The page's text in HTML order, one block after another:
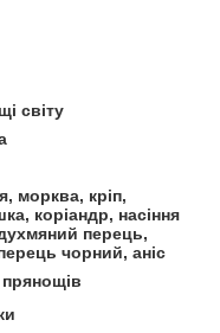
світу
морква, кріп,
коріандр, насіння
перець,
чорний, аніс